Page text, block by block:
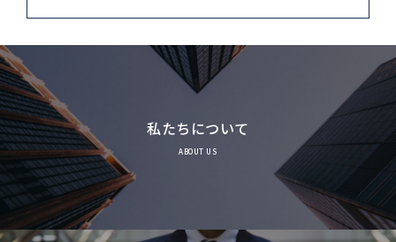
私たちについて
ABOUT US